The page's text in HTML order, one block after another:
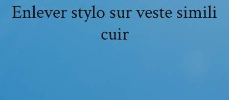
Enlever stylo sur veste simili
cuir